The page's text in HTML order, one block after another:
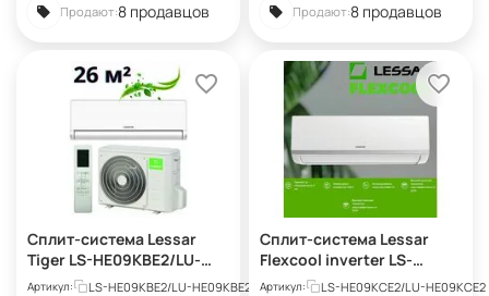
Продают:8 продавцов Продают:8 продавцов
Сплит-система Lessar
Tiger LS-HE09KBE2/LU-
HE09KBE2
Артикул: LS-HE09KBE2/LU-HE09KBE2
Сплит-система Lessar
Flexcool inverter LS-
HE09KCE2/LU-HE09KCE2
Артикул: LS-HE09KCE2/LU-HE09KCE2